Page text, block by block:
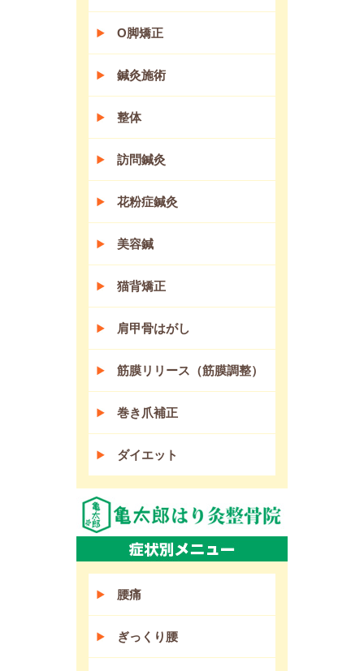
O脚矯正
鍼灸施術
整体
訪問鍼灸
花粉症鍼灸
美容鍼
猫背矯正
肩甲骨はがし
筋膜リリース（筋膜調整）
巻き爪補正
ダイエット
腰痛
ぎっくり腰